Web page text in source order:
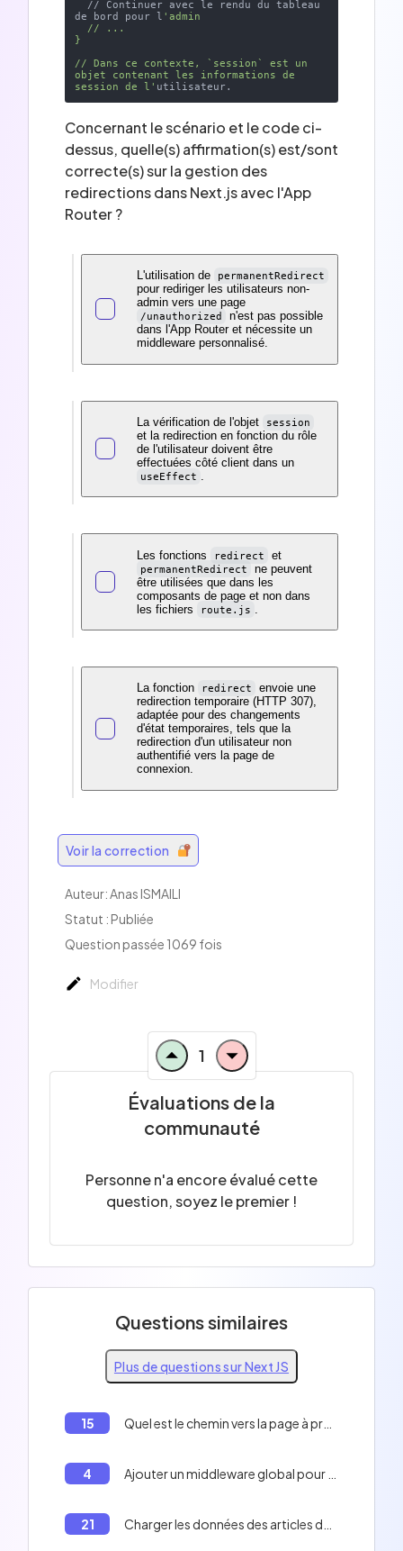
de bord pour l 'admin
}
// Dans ce contexte, `session` est un
objet contenant les informations de
session de l'
Concernant le scénario et le code ci-
dessus, quelle(s) affirmation(s) est/sont
correcte(s) sur la gestion des
redirections dans Next.js avec l'App
Router ?
L'utilisation de permanentRedirect
pour rediriger les utilisateurs non-
admin vers une page
/unauthorized
n'est pas possible
dans l'App Router et nécessite un
middleware personnalisé.
La vérification de l'objet session
et la redirection en fonction du rôle
de l'utilisateur doivent être
effectuées côté client dans un
useEffect
Les fonctions redirect et
permanentRedirect
ne peuvent
être utilisées que dans les
composants de page et non dans
les fichiers
route.js
La fonction redirect
envoie une
redirection temporaire (HTTP 307),
adaptée pour des changements
d'état temporaires, tels que la
redirection d'un utilisateur non
authentifié vers la page de
connexion.
Voir la correction
Auteur: Anas ISMAILI
Statut : Publiée
Question passée 1069 fois
Modifier
1
Évaluations de la
communauté
Personne n'a encore évalué cette
question, soyez le premier !
Questions similaires
Plus de questions sur Next JS
15
4
21